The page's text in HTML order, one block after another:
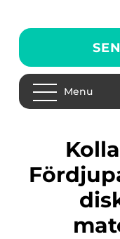
Menu
Kollagenpulver –